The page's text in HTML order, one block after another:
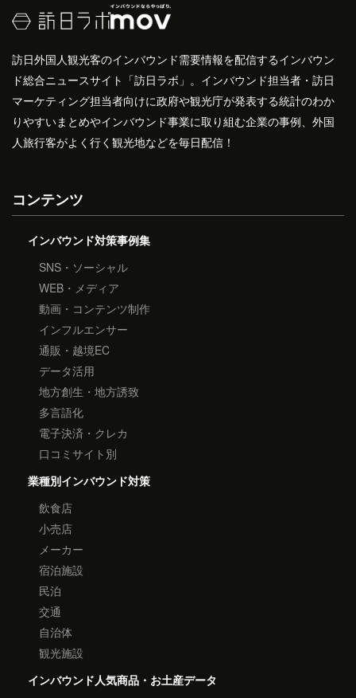
訪日外国人観光客のインバウンド需要情報を配信するインバウン
ド総合ニュースサイト「訪日ラボ」。インバウンド担当者・訪日
マーケティング担当者向けに政府や観光庁が発表する統計のわか
りやすいまとめやインバウンド事業に取り組む企業の事例、外国
人旅行客がよく行く観光地などを毎日配信！
コンテンツ
インバウンド対策事例集
SNS・ソーシャル
WEB・メディア
動画・コンテンツ制作
インフルエンサー
通販・越境EC
データ活用
地方創生・地方誘致
多言語化
電子決済・クレカ
口コミサイト別
業種別インバウンド対策
飲食店
小売店
メーカー
宿泊施設
民泊
交通
自治体
観光施設
インバウンド人気商品・お土産データ